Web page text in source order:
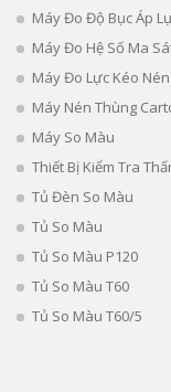
Máy Đo Độ Bục Áp
Máy Đo Hệ Số Ma
Máy Đo Lực Kéo Nén
Máy Nén Thùng
Máy So Màu
Thiết Bị Kiểm Tra
Tủ Đèn So Màu
Tủ So Màu
Tủ So Màu P120
Tủ So Màu T60
Tủ So Màu T60/5